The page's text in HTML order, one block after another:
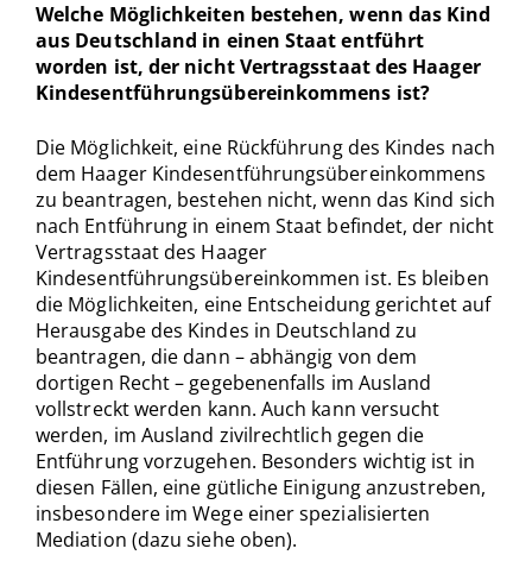
Welche Möglichkeiten bestehen, wenn das Kind
aus Deutschland in einen Staat entführt
worden ist, der nicht Vertragsstaat des Haager
Kindesentführungsübereinkommens ist?
Die Möglichkeit, eine Rückführung des Kindes nach
dem Haager Kindesentführungsübereinkommens
zu beantragen, bestehen nicht, wenn das Kind sich
nach Entführung in einem Staat befindet, der nicht
Vertragsstaat des Haager
Kindesentführungsübereinkommen ist. Es bleiben
die Möglichkeiten, eine Entscheidung gerichtet auf
Herausgabe des Kindes in Deutschland zu
beantragen, die dann – abhängig von dem
dortigen Recht – gegebenenfalls im Ausland
vollstreckt werden kann. Auch kann versucht
werden, im Ausland zivilrechtlich gegen die
Entführung vorzugehen. Besonders wichtig ist in
diesen Fällen, eine gütliche Einigung anzustreben,
insbesondere im Wege einer spezialisierten
Mediation (dazu siehe oben).